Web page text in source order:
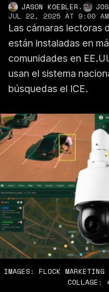
JASON KOEBLER ,
JUL 22, 2025 AT 9:00 AM
Las cámaras lectoras
están instaladas en
comunidades en
usan el sistema
búsquedas el ICE.
IMAGES: FLOCK
COLLAGE: